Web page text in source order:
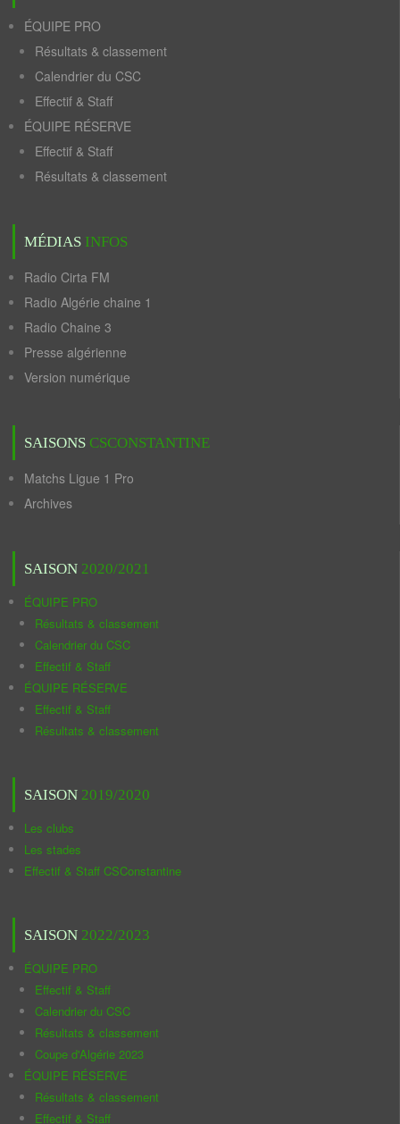
ÉQUIPE PRO
Résultats & classement
Calendrier du CSC
Effectif & Staff
ÉQUIPE RÉSERVE
Effectif & Staff
Résultats & classement
MÉDIAS INFOS
Radio Cirta FM
Radio Algérie chaine 1
Radio Chaine 3
Presse algérienne
Version numérique
SAISONS CSCONSTANTINE
Matchs Ligue 1 Pro
Archives
SAISON 2020/2021
ÉQUIPE PRO
Résultats & classement
Calendrier du CSC
Effectif & Staff
ÉQUIPE RÉSERVE
Effectif & Staff
Résultats & classement
SAISON 2019/2020
Les clubs
Les stades
Effectif & Staff CSConstantine
SAISON 2022/2023
ÉQUIPE PRO
Effectif & Staff
Calendrier du CSC
Résultats & classement
Coupe d'Algérie 2023
ÉQUIPE RÉSERVE
Résultats & classement
Effectif & Staff